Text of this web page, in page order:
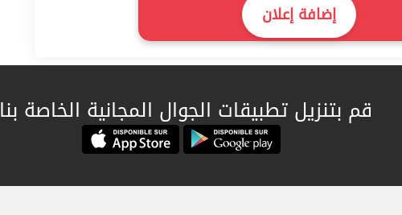
إضافة إعلان
قم بتنزيل تطبيقات الجوال المجانية الخاصة بنا